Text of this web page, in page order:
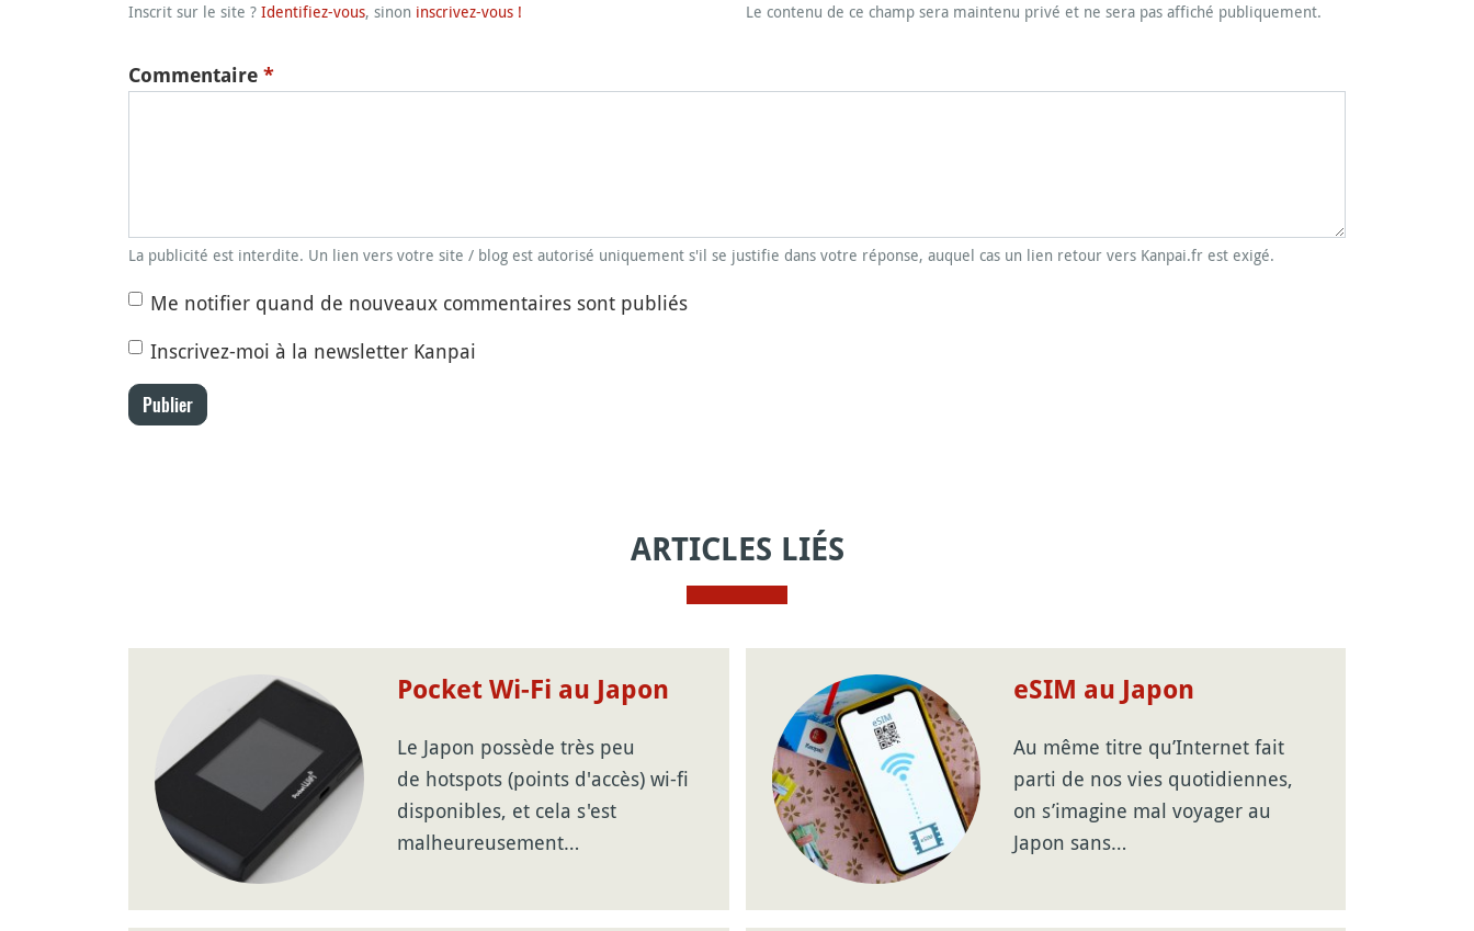
Inscrit sur le site ? Identifiez-vous, sinon inscrivez-vous ! Le contenu de ce champ sera maintenu privé et ne sera pas affiché publiquement.
Commentaire *
La publicité est interdite. Un lien vers votre site / blog est autorisé uniquement s'il se justifie dans votre réponse, auquel cas un lien retour vers Kanpai.fr est exigé.
Me notifier quand de nouveaux commentaires sont publiés
Inscrivez-moi à la newsletter Kanpai
Publier
ARTICLES LIÉS
Pocket Wi-Fi au Japon
Le Japon possède très peu
de hotspots (points d'accès) wi-fi
disponibles, et cela s'est
malheureusement…
eSIM au Japon
Au même titre qu’Internet fait
parti de nos vies quotidiennes,
on s’imagine mal voyager au
Japon sans…